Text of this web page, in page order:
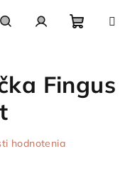
košík
Fingus
hodnotenia